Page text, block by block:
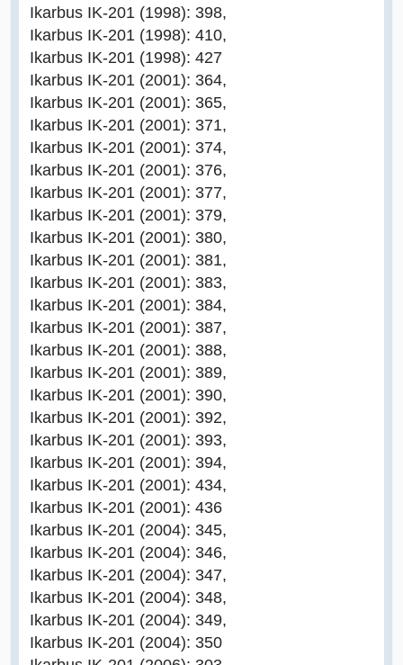
Ikarbus IK-201 (1998): 398,
Ikarbus IK-201 (1998): 410,
Ikarbus IK-201 (1998): 427
Ikarbus IK-201 (2001): 364,
Ikarbus IK-201 (2001): 365,
Ikarbus IK-201 (2001): 371,
Ikarbus IK-201 (2001): 374,
Ikarbus IK-201 (2001): 376,
Ikarbus IK-201 (2001): 377,
Ikarbus IK-201 (2001): 379,
Ikarbus IK-201 (2001): 380,
Ikarbus IK-201 (2001): 381,
Ikarbus IK-201 (2001): 383,
Ikarbus IK-201 (2001): 384,
Ikarbus IK-201 (2001): 387,
Ikarbus IK-201 (2001): 388,
Ikarbus IK-201 (2001): 389,
Ikarbus IK-201 (2001): 390,
Ikarbus IK-201 (2001): 392,
Ikarbus IK-201 (2001): 393,
Ikarbus IK-201 (2001): 394,
Ikarbus IK-201 (2001): 434,
Ikarbus IK-201 (2001): 436
Ikarbus IK-201 (2004): 345,
Ikarbus IK-201 (2004): 346,
Ikarbus IK-201 (2004): 347,
Ikarbus IK-201 (2004): 348,
Ikarbus IK-201 (2004): 349,
Ikarbus IK-201 (2004): 350